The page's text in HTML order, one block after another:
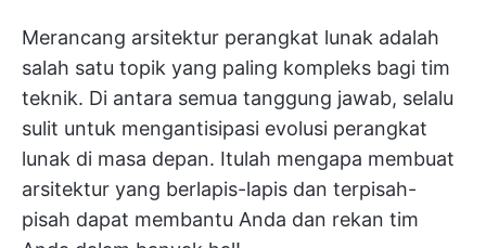
Merancang arsitektur perangkat lunak adalah
salah satu topik yang paling kompleks bagi tim
teknik. Di antara semua tanggung jawab, selalu
sulit untuk mengantisipasi evolusi perangkat
lunak di masa depan. Itulah mengapa membuat
arsitektur yang berlapis-lapis dan terpisah-
pisah dapat membantu Anda dan rekan tim